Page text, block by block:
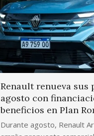
Renault renueva sus
agosto con
beneficios en Plan
Durante agosto, Renault